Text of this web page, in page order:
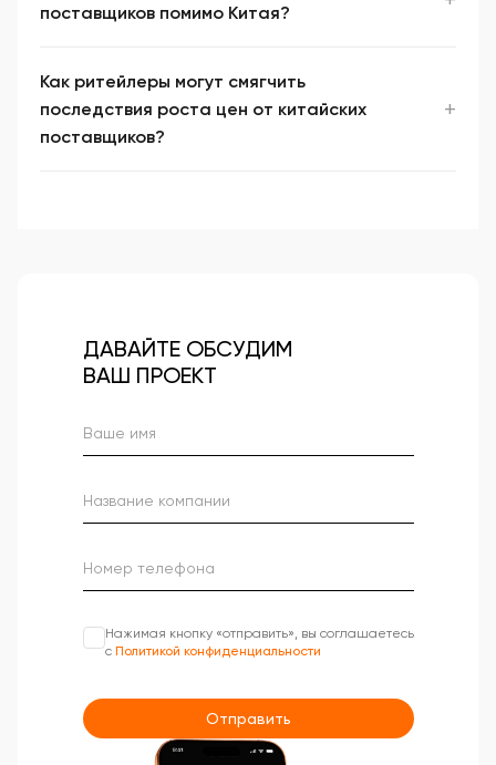
поставщиков помимо Китая?
Как ритейлеры могут смягчить
последствия роста цен от китайских
поставщиков?
ДАВАЙТЕ ОБСУДИМ
ВАШ ПРОЕКТ
Нажимая кнопку «отправить», вы соглашаетесь
с Политикой конфиденциальности
Отправить